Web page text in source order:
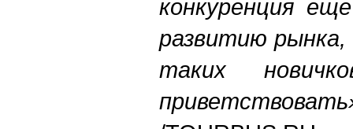
конкуренция
развитию рынка,
таких